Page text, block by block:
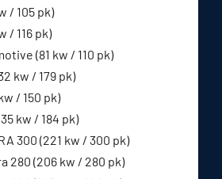
/ 105 pk)
/ 116 pk)
(81 kw / 110 pk)
kw / 179 pk)
/ 150 pk)
kw / 184 pk)
300 (221 kw / 300 pk)
280 (206 kw / 280 pk)